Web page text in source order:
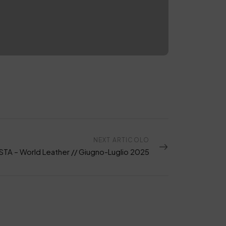
NEXT ARTICOLO
– World Leather // Giugno-Luglio 2025